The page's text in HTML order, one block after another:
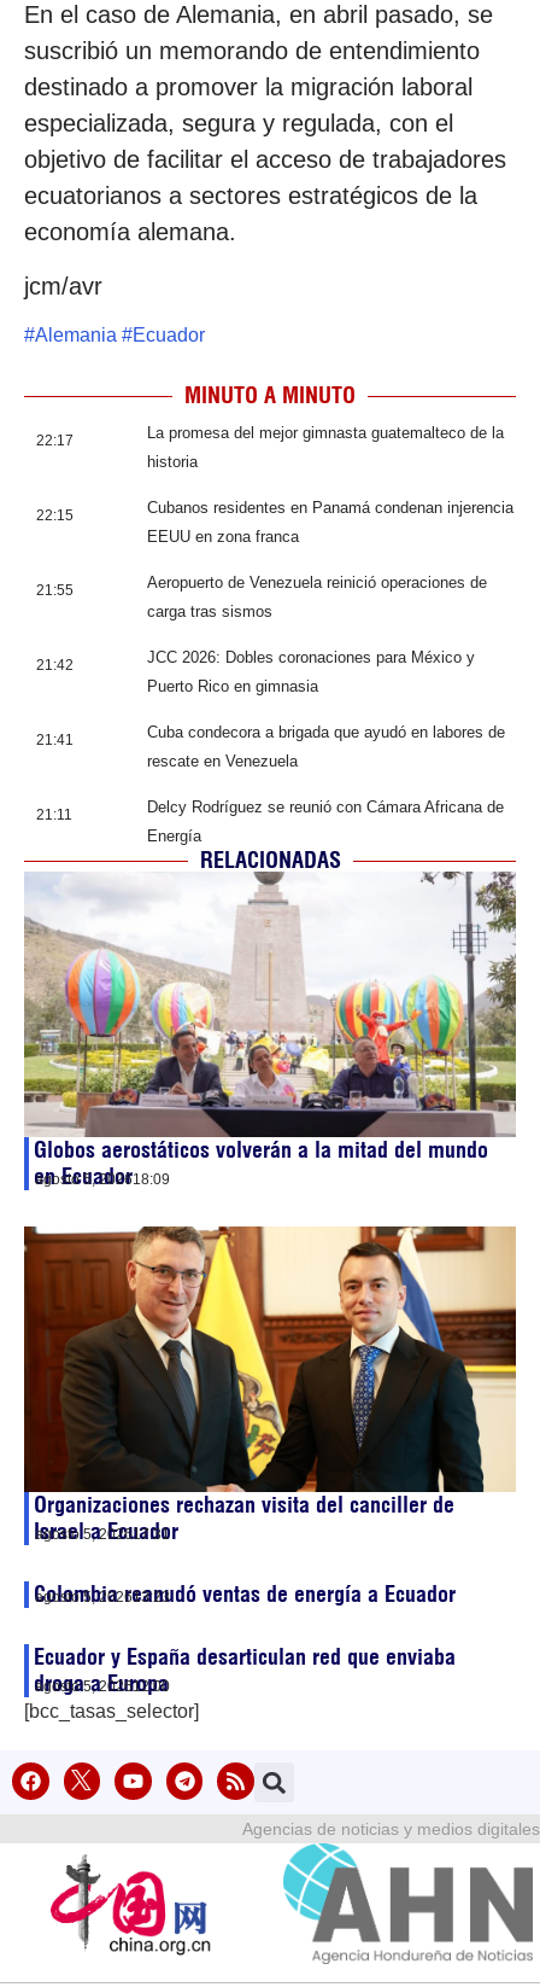
En el caso de Alemania, en abril pasado, se
suscribió un memorando de entendimiento
destinado a promover la migración laboral
especializada, segura y regulada, con el
objetivo de facilitar el acceso de trabajadores
ecuatorianos a sectores estratégicos de la
economía alemana.
jcm/avr
#Alemania #Ecuador
MINUTO A MINUTO
22:17
La promesa del mejor gimnasta guatemalteco de la
historia
22:15
Cubanos residentes en Panamá condenan injerencia
EEUU en zona franca
21:55
Aeropuerto de Venezuela reinició operaciones de
carga tras sismos
21:42
JCC 2026: Dobles coronaciones para México y
Puerto Rico en gimnasia
21:41
Cuba condecora a brigada que ayudó en labores de
rescate en Venezuela
21:11
Delcy Rodríguez se reunió con Cámara Africana de
Energía
RELACIONADAS
Globos aerostáticos volverán a la mitad del mundo
en Ecuador
agosto 5, 202618:09
Organizaciones rechazan visita del canciller de
Israel a Ecuador
agosto 5, 202617:31
Colombia reanudó ventas de energía a Ecuador
agosto 5, 202613:23
Ecuador y España desarticulan red que enviaba
droga a Europa
agosto 5, 202612:00
[bcc_tasas_selector]
Agencias de noticias y medios digitales